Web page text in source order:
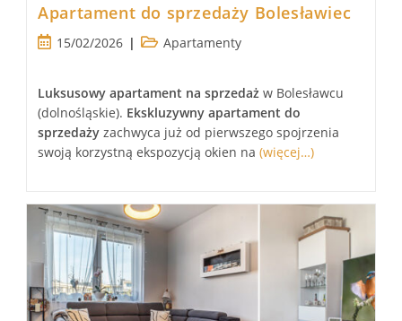
Apartament do sprzedaży Bolesławiec
Post15/02/2026
PostApartamenty
Luksusowy apartament na sprzedaż w Bolesławcu
(dolnośląskie). Ekskluzywny apartament do
sprzedaży zachwyca już od pierwszego spojrzenia
swoją korzystną ekspozycją okien na(więcej…)